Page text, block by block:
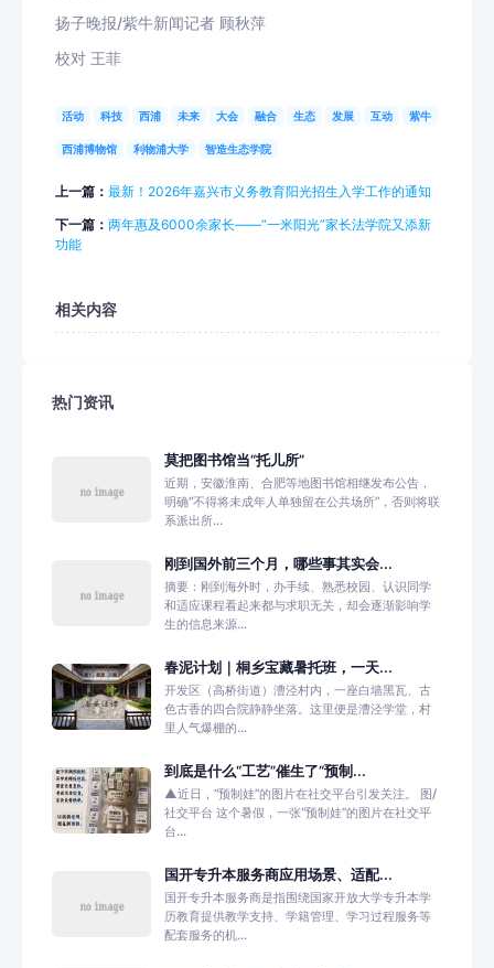
扬子晚报/紫牛新闻记者 顾秋萍
校对 王菲
活动 科技 西浦 未来 大会 融合 生态 发展 互动 紫牛
西浦博物馆 利物浦大学 智造生态学院
上一篇： 最新！2026年嘉兴市义务教育阳光招生入学工作的通知
下一篇： 两年惠及6000余家长——“一米阳光”家长法学院又添新
功能
相关内容
热门资讯
莫把图书馆当“托儿所”
近期，安徽淮南、合肥等地图书馆相继发布公告，
明确“不得将未成年人单独留在公共场所”，否则将联
系派出所...
刚到国外前三个月，哪些事其实会...
摘要：刚到海外时，办手续、熟悉校园、认识同学
和适应课程看起来都与求职无关，却会逐渐影响学
生的信息来源...
春泥计划｜桐乡宝藏暑托班，一天...
开发区（高桥街道）漕泾村内，一座白墙黑瓦、古
色古香的四合院静静坐落。这里便是漕泾学堂，村
里人气爆棚的...
到底是什么“工艺”催生了“预制...
▲近日，“预制娃”的图片在社交平台引发关注。 图/
社交平台 这个暑假，一张“预制娃”的图片在社交平
台...
国开专升本服务商应用场景、适配...
国开专升本服务商是指围绕国家开放大学专升本学
历教育提供教学支持、学籍管理、学习过程服务等
配套服务的机...